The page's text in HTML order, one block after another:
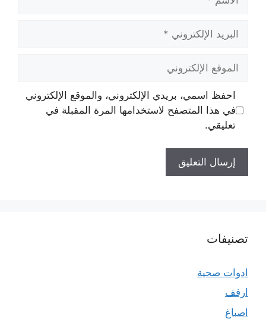
البريد
الإلكتروني
الموقع
الإلكتروني
احفظ اسمي، بريدي الإلكتروني، والموقع الإلكتروني
في هذا المتصفح لاستخدامها المرة المقبلة في
تعليقي.
تصنيفات
ادوات صحية
ارفف
اصباغ